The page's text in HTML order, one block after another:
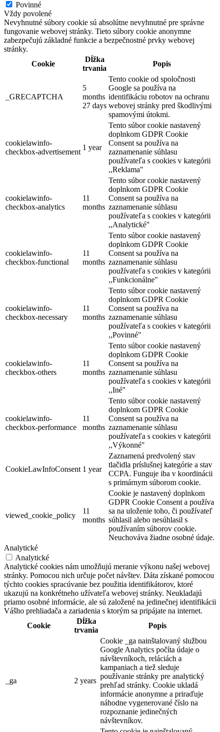
Povinné
Vždy povolené
Nevyhnutné súbory cookie sú absolútne nevyhnutné pre správne
fungovanie webovej stránky. Tieto súbory cookie anonymne
zabezpečujú základné funkcie a bezpečnostné prvky webovej
stránky.
Cookie
Dĺžka
trvania
Popis
_GRECAPTCHA
5
months
27 days
Tento cookie od spoločnosti
Google sa používa na
identifikáciu robotov na ochranu
webovej stránky pred škodlivými
spamovými útokmi.
cookielawinfo-
checkbox-advertisement
1 year
Tento súbor cookie nastavený
doplnkom GDPR Cookie
Consent sa používa na
zaznamenanie súhlasu
používateľa s cookies v kategórii
,,Reklama"
cookielawinfo-
checkbox-analytics
11
months
Tento súbor cookie nastavený
doplnkom GDPR Cookie
Consent sa používa na
zaznamenanie súhlasu
používateľa s cookies v kategórii
,,Analytické"
cookielawinfo-
checkbox-functional
11
months
Tento súbor cookie nastavený
doplnkom GDPR Cookie
Consent sa používa na
zaznamenanie súhlasu
používateľa s cookies v kategórii
,,Funkcionálne"
cookielawinfo-
checkbox-necessary
11
months
Tento súbor cookie nastavený
doplnkom GDPR Cookie
Consent sa používa na
zaznamenanie súhlasu
používateľa s cookies v kategórii
,,Povinné"
cookielawinfo-
checkbox-others
11
months
Tento súbor cookie nastavený
doplnkom GDPR Cookie
Consent sa používa na
zaznamenanie súhlasu
používateľa s cookies v kategórii
,,Iné"
cookielawinfo-
checkbox-performance
11
months
Tento súbor cookie nastavený
doplnkom GDPR Cookie
Consent sa používa na
zaznamenanie súhlasu
používateľa s cookies v kategórii
,,Výkonné"
CookieLawInfoConsent 1 year
Zaznamená predvolený stav
tlačidla príslušnej kategórie a stav
CCPA. Funguje iba v koordinácii
s primárnym súborom cookie.
viewed_cookie_policy
11
months
Cookie je nastavený doplnkom
GDPR Cookie Consent a používa
sa na uloženie toho, či používateľ
súhlasil alebo nesúhlasil s
používaním súborov cookie.
Neuchováva žiadne osobné údaje.
Analytické
Analytické
Analytické cookies nám umožňujú meranie výkonu našej webovej
stránky. Pomocou nich určuje počet návštev. Dáta získané pomocou
týchto cookies spracúvanie bez použitia identifikátorov, ktoré
ukazujú na konkrétneho užívateľa webovej stránky. Neukladajú
priamo osobné informácie, ale sú založené na jedinečnej identifikácii
Vášho prehliadača a zariadenia s ktorým sa pripájate na internet.
Cookie
Dĺžka
trvania
Popis
_ga 2 years
Cookie _ga nainštalovaný službou
Google Analytics počíta údaje o
návštevníkoch, reláciách a
kampaniach a tiež sleduje
používanie stránky pre analytický
prehľad stránky. Cookie ukladá
informácie anonymne a priraďuje
náhodne vygenerované číslo na
rozpoznanie jedinečných
návštevníkov.